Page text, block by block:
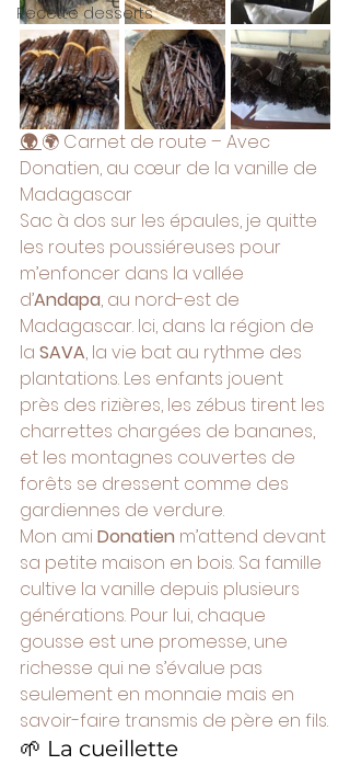
Recette desserts
🌍 🌍 Carnet de route – Avec
Donatien, au cœur de la vanille de
Madagascar
Sac à dos sur les épaules, je quitte
les routes poussiéreuses pour
m’enfoncer dans la vallée
d’Andapa, au nord-est de
Madagascar. Ici, dans la région de
la SAVA, la vie bat au rythme des
plantations. Les enfants jouent
près des rizières, les zébus tirent les
charrettes chargées de bananes,
et les montagnes couvertes de
forêts se dressent comme des
gardiennes de verdure.
Mon ami Donatien m’attend devant
sa petite maison en bois. Sa famille
cultive la vanille depuis plusieurs
générations. Pour lui, chaque
gousse est une promesse, une
richesse qui ne s’évalue pas
seulement en monnaie mais en
savoir-faire transmis de père en fils.
🌱 La cueillette